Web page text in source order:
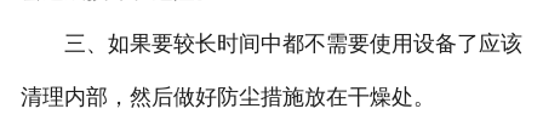
三、如果要较长时间中都不需要使用设备了应该
清理内部，然后做好防尘措施放在干燥处。